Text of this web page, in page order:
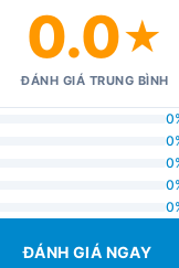
0.0★
ĐÁNH GIÁ TRUNG BÌNH
ĐÁNH GIÁ NGAY